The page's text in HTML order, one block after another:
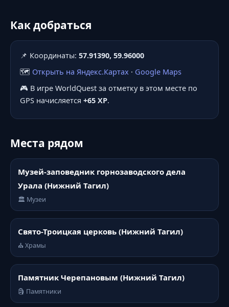
Как добраться
📌 Координаты: 57.91390, 59.96000
🗺️ Открыть на Яндекс.Картах · Google Maps
🎮 В игре WorldQuest за отметку в этом месте по
GPS начисляется +65 XP.
Места рядом
Музей-заповедник горнозаводского дела
Урала (Нижний Тагил)
🏛️ Музеи
Свято-Троицкая церковь (Нижний Тагил)
⛪ Храмы
Памятник Черепановым (Нижний Тагил)
🗿 Памятники